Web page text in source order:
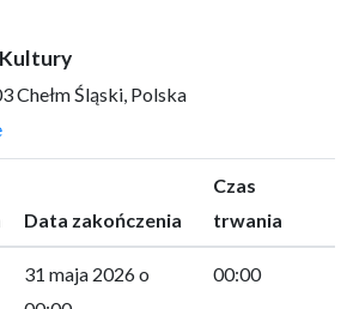
Chełm Śląski, Polska
Data zakończenia
Czas
trwania
31 maja 2026 o
00:00